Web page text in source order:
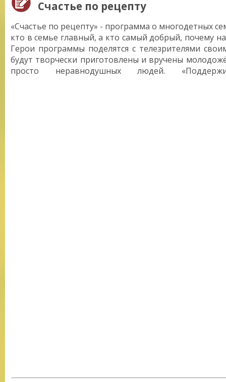
Счастье по рецепту
«Счастье по рецепту» - программа о многодетных
кто в семье главный, а кто самый добрый, почему
Герои программы поделятся с телезрителями
будут творчески приготовлены и вручены
просто неравнодушных людей.